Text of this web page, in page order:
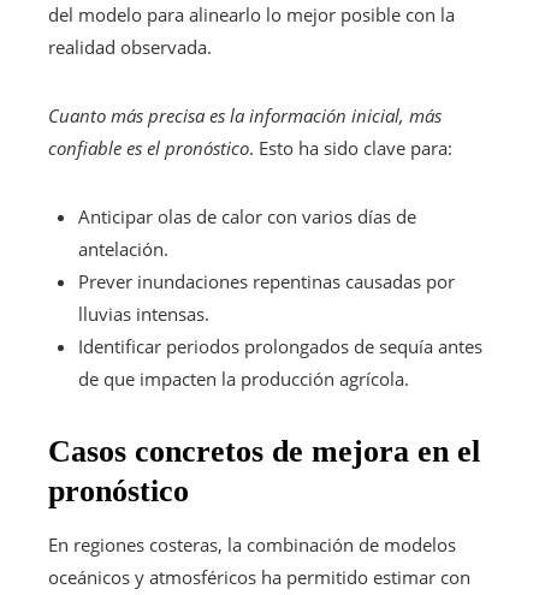
del modelo para alinearlo lo mejor posible con la
realidad observada.
Cuanto más precisa es la información inicial, más
confiable es el pronóstico. Esto ha sido clave para:
Anticipar olas de calor con varios días de
antelación.
Prever inundaciones repentinas causadas por
lluvias intensas.
Identificar periodos prolongados de sequía antes
de que impacten la producción agrícola.
Casos concretos de mejora en el
pronóstico
En regiones costeras, la combinación de modelos
oceánicos y atmosféricos ha permitido estimar con